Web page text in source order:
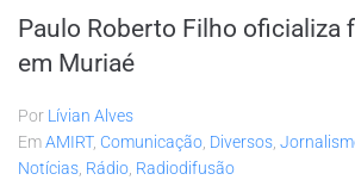
Paulo Roberto Filho oficializa
em Muriaé
Por Lívian Alves
EmAMIRT, Comunicação Diversos
Notícias Rádio Radiodifusão